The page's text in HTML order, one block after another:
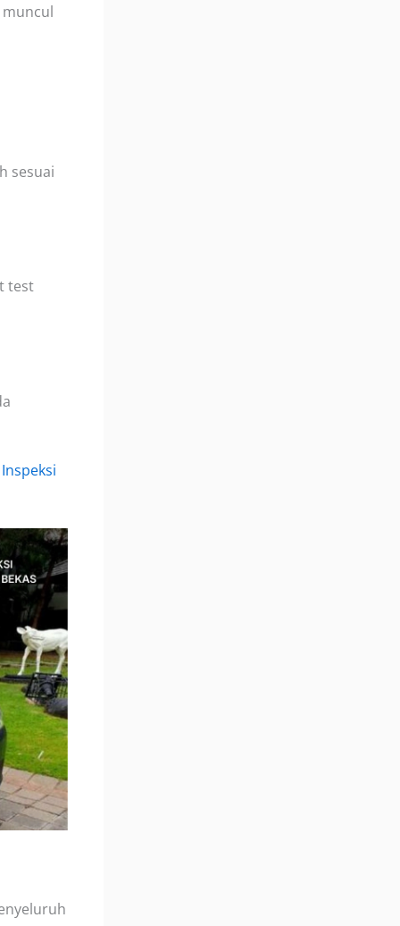
sesuai
test